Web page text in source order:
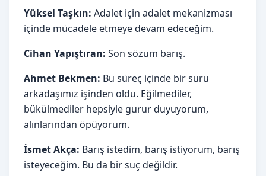
Yüksel Taşkın: Adalet için adalet mekanizması
içinde mücadele etmeye devam edeceğim.
Cihan Yapıştıran: Son sözüm barış.
Ahmet Bekmen: Bu süreç içinde bir sürü
arkadaşımız işinden oldu. Eğilmediler,
bükülmediler hepsiyle gurur duyuyorum,
alınlarından öpüyorum.
İsmet Akça: Barış istedim, barış istiyorum, barış
isteyeceğim. Bu da bir suç değildir.